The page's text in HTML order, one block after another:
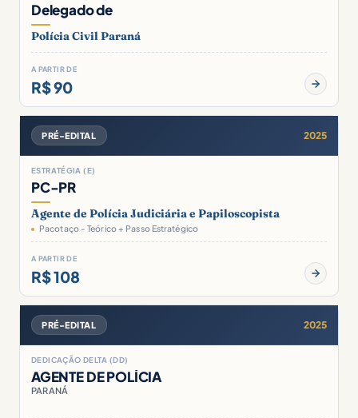
Delegado de
Polícia Civil Paraná
A PARTIR DE
R$ 90
PRÉ-EDITAL 2025
ESTRATÉGIA (E)
PC-PR
Agente de Polícia Judiciária e Papiloscopista
Pacotaço - Teórico + Passo Estratégico
A PARTIR DE
R$ 108
PRÉ-EDITAL 2025
DEDICAÇÃO DELTA (DD)
AGENTE DE POLÍCIA
PARANÁ